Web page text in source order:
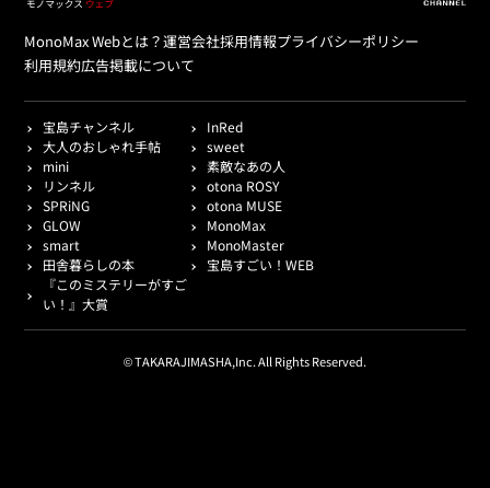
MonoMax Webとは？運営会社採用情報プライバシーポリシー
利用規約広告掲載について
宝島チャンネル
InRed
大人のおしゃれ手帖
sweet
mini
素敵なあの人
リンネル
otona ROSY
SPRiNG
otona MUSE
GLOW
MonoMax
smart
MonoMaster
田舎暮らしの本
宝島すごい！WEB
『このミステリーがすご
い！』大賞
© TAKARAJIMASHA,Inc. All Rights Reserved.